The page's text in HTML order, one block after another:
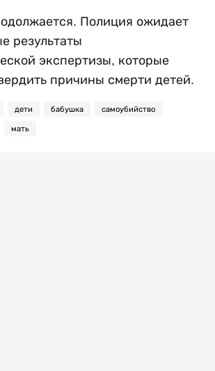
Полиция ожидает
результаты
экспертизы, которые
причины смерти детей.
дети бабушка самоубийство
мать